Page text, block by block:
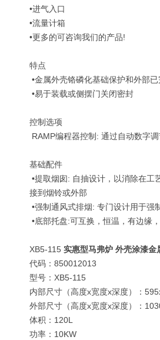
•进气入口
•流量计箱
•更多的可咨询我们的产品!
特点
•金属外壳铬磷化基础保护和外部
•易于装载或侧摆门关闭密封
控制选项
RAMP编程器控制: 通过自动数字
基础配件
•提取烟囱: 自抽设计，以消除在
接到烟铃或外部
•强制通风式排烟: 专门设计用于
•底部托盘:可互换，恒温，有边缘
XB5-115 实惠型马弗炉 外壳涂漆金
代码：850012013
型号：XB5-115
内部尺寸（高度x宽度x深度）
外部尺寸（高度x宽度x深度）
体积：120L
功率：10KW